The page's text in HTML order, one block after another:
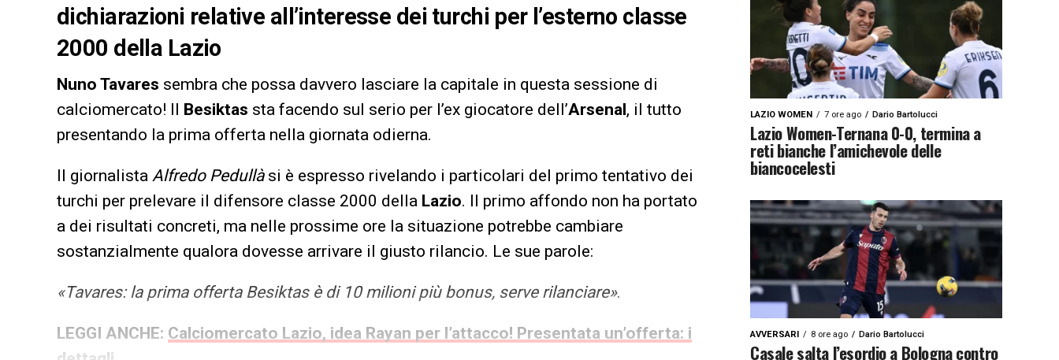
dichiarazioni relative all’interesse dei turchi per l’esterno classe
2000 della Lazio
Nuno Tavares sembra che possa davvero lasciare la capitale in questa sessione di
calciomercato! Il Besiktas sta facendo sul serio per l’ex giocatore dell’Arsenal, il tutto
presentando la prima offerta nella giornata odierna.
Il giornalista Alfredo Pedullàsi è espresso rivelando i particolari del primo tentativo dei
turchi per prelevare il difensore classe 2000 della Lazio. Il primo affondo non ha portato
a dei risultati concreti, ma nelle prossime ore la situazione potrebbe cambiare
sostanzialmente qualora dovesse arrivare il giusto rilancio. Le sue parole:
«Tavares: la prima offerta Besiktas è di 10 milioni più bonus, serve rilanciare».
LEGGI ANCHE: Calciomercato Lazio, idea Rayan per l’attacco! Presentata un’offerta: i
LAZIO WOMEN 7 ore ago Dario Bartolucci
Lazio Women-Ternana 0-0, termina a
reti bianche l’amichevole delle
biancocelesti
AVVERSARI 8 ore ago Dario Bartolucci
Casale salta l’esordio a Bologna contro